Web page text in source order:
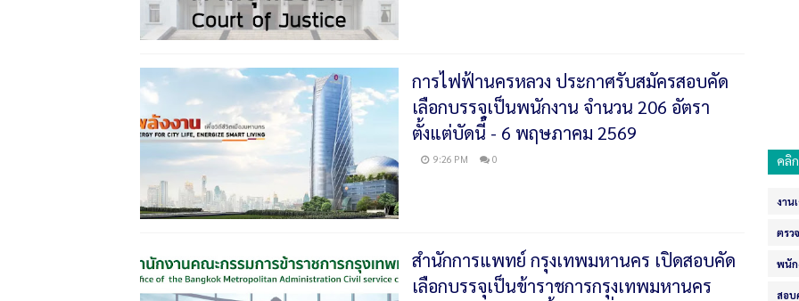
การไฟฟ้านครหลวง ประกาศรับสมัครสอบคัด
เลือกบรรจุเป็นพนักงาน จำนวน 206 อัตรา
ตั้งแต่บัดนี้ - 6 พฤษภาคม 2569
9:26 PM 0
สำนักการแพทย์ กรุงเทพมหานคร เปิดสอบคัด
เลือกบรรจุเป็นข้าราชการกรุงเทพมหานคร
คลิ
งาน
ตรว
พนัก
สอบ